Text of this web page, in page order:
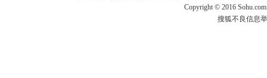
Copyright © 2016
搜狐不良信息